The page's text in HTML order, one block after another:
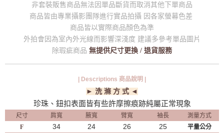
非套裝販售商品無法因單品斷貨而取消其他下單商品
商品皆由專業攝影團隊進行實品拍攝 因各家螢幕色差
商品皆以實際商品顏色為準
外拍會因為室內外光線而影響深淺度 建議多參考單品圖片
除瑕疵商品 無提供尺寸更換 / 退貨服務
| Descriptions 商品說明 |
► 洗 滌 方 式 ◄
珍珠、鈕扣表面皆有些許摩擦痕跡純屬正常現象
尺寸 肩寬 腋寬 臂寬 袖長
測量方式
F
34 24 26 25
平量公分